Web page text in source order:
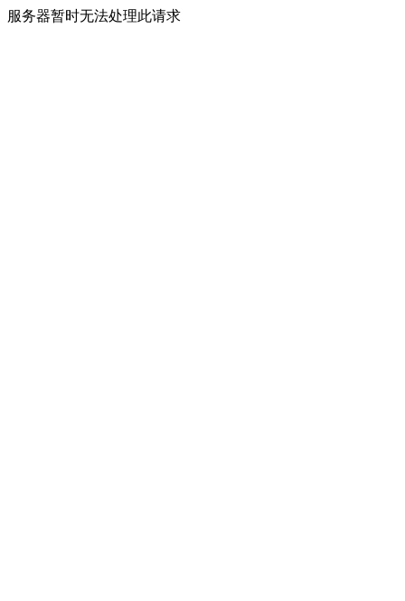
服务器暂时无法处理此请求